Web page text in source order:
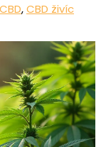
,CBD živíc